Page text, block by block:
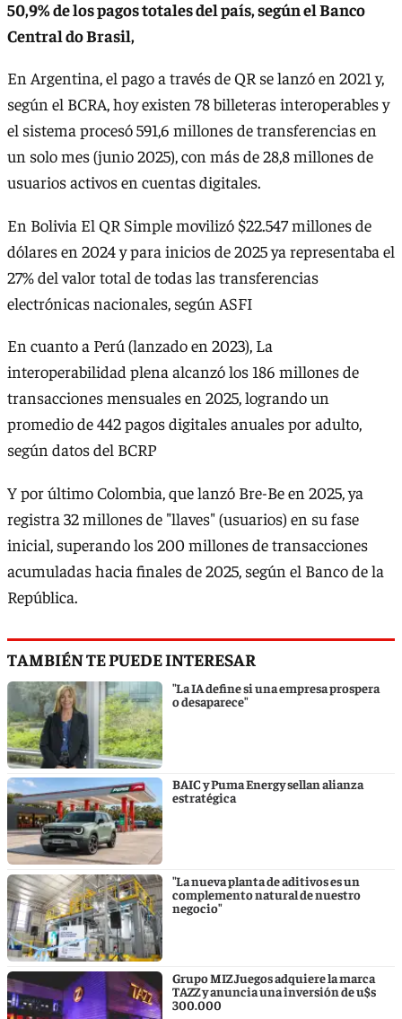
50,9% de los pagos totales del país, según el Banco
Central do Brasil,
En Argentina, el pago a través de QR se lanzó en 2021 y,
según el BCRA, hoy existen 78 billeteras interoperables y
el sistema procesó 591,6 millones de transferencias en
un solo mes (junio 2025), con más de 28,8 millones de
usuarios activos en cuentas digitales.
En Bolivia El QR Simple movilizó $22.547 millones de
dólares en 2024 y para inicios de 2025 ya representaba el
27% del valor total de todas las transferencias
electrónicas nacionales, según ASFI
En cuanto a Perú (lanzado en 2023), La
interoperabilidad plena alcanzó los 186 millones de
transacciones mensuales en 2025, logrando un
promedio de 442 pagos digitales anuales por adulto,
según datos del BCRP
Y por último Colombia, que lanzó Bre-Be en 2025, ya
registra 32 millones de "llaves" (usuarios) en su fase
inicial, superando los 200 millones de transacciones
acumuladas hacia finales de 2025, según el Banco de la
República.
TAMBIÉN TE PUEDE INTERESAR
"La IA define si una empresa prospera
o desaparece"
BAIC y Puma Energy sellan alianza
estratégica
"La nueva planta de aditivos es un
complemento natural de nuestro
negocio"
Grupo MIZ Juegos adquiere la marca
TAZZ y anuncia una inversión de u$s
300.000